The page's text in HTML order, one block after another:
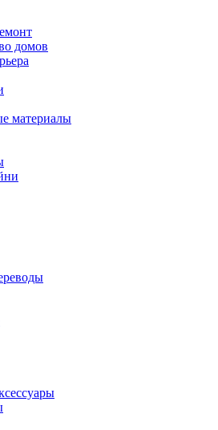
домов
материалы